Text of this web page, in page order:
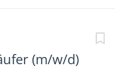
Tests und Probeläufen
(m/w/d)